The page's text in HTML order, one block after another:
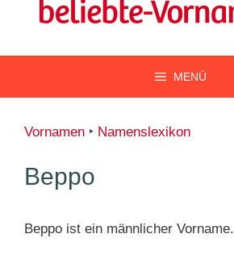
MENÜ
Vornamen ‣ Namenslexikon
Beppo
Beppo ist ein männlicher Vorname.